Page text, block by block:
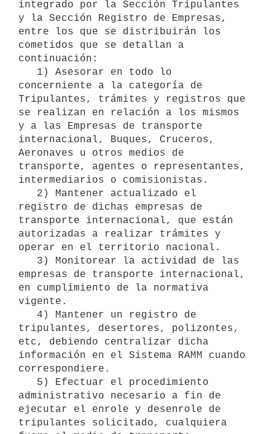
integrado por la Sección Tripulantes
y la Sección Registro de Empresas,
entre los que se distribuirán los
cometidos que se detallan a
continuación:
concerniente a la categoría de
Tripulantes, trámites y registros que
se realizan en relación a los mismos
y a las Empresas de transporte
internacional, Buques, Cruceros,
Aeronaves u otros medios de
transporte, agentes o representantes,
intermediarios o comisionistas.
registro de dichas empresas de
transporte internacional, que están
autorizadas a realizar trámites y
operar en el territorio nacional.
empresas de transporte internacional,
en cumplimiento de la normativa
vigente.
tripulantes, desertores, polizontes,
etc, debiendo centralizar dicha
información en el Sistema RAMM cuando
correspondiere.
administrativo necesario a fin de
ejecutar el enrole y desenrole de
tripulantes solicitado, cualquiera